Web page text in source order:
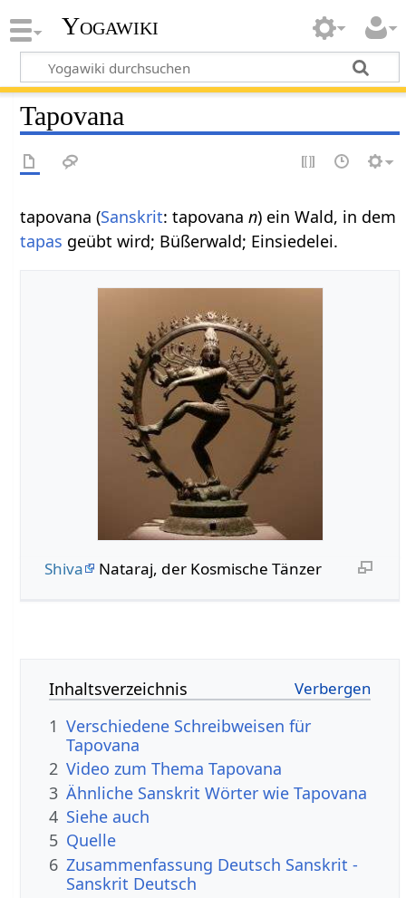
Yogawiki
Tapovana
tapovana (Sanskrit: tapovanan) ein Wald, in dem
tapas geübt wird; Büßerwald; Einsiedelei.
Shiva Nataraj, der Kosmische Tänzer
Inhaltsverzeichnis
1 Verschiedene Schreibweisen für
Tapovana
2 Video zum Thema Tapovana
3 Ähnliche Sanskrit Wörter wie Tapovana
4 Siehe auch
5 Quelle
6 Zusammenfassung Deutsch Sanskrit -
Sanskrit Deutsch